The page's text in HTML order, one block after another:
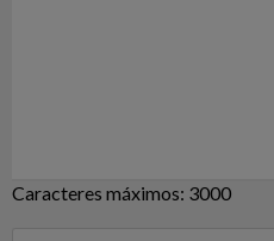
Caracteres máximos: 3000